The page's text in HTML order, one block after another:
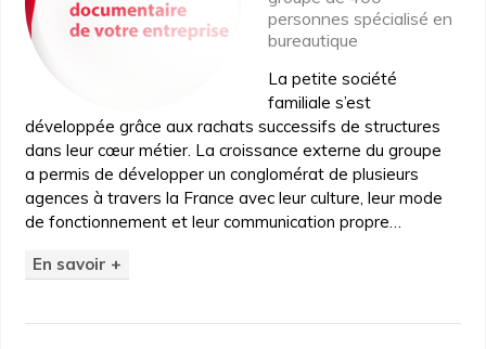
personnes spécialisé en
bureautique
La petite société
familiale s’est
développée grâce aux rachats successifs de structures
dans leur cœur métier. La croissance externe du groupe
a permis de développer un conglomérat de plusieurs
agences à travers la France avec leur culture, leur mode
de fonctionnement et leur communication propre…
En savoir +